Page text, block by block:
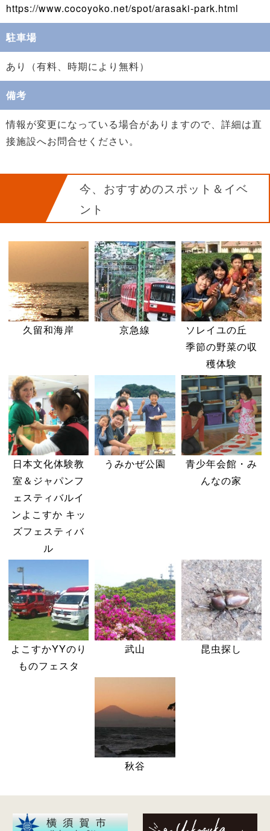
https://www.cocoyoko.net/spot/arasaki-park.html
駐車場
あり（有料、時期により無料）
備考
情報が変更になっている場合がありますので、詳細は直
接施設へお問合せください。
今、おすすめのスポット＆イベ
ント
久留和海岸 京急線
ソレイユの丘
季節の野菜の収
穫体験
日本文化体験教
室＆ジャパンフ
ェスティバルイ
ンよこすか キッ
ズフェスティバ
ル
うみかぜ公園
青少年会館・み
んなの家
よこすかYYのり
ものフェスタ
武山 昆虫探し
秋谷